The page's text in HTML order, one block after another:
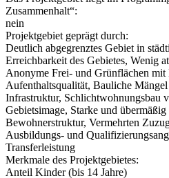
Zusammenhalt“:
nein
Projektgebiet geprägt durch:
Deutlich abgegrenztes Gebiet in
Erreichbarkeit des Gebietes, Wenig
Anonyme Frei- und Grünflächen
Aufenthaltsqualität, Bauliche
Infrastruktur, Schlichtwohnungsbau
Gebietsimage, Starke und
Bewohnerstruktur, Vermehrten
Ausbildungs- und
Transferleistung
Merkmale des Projektgebietes:
Anteil Kinder (bis 14 Jahre)